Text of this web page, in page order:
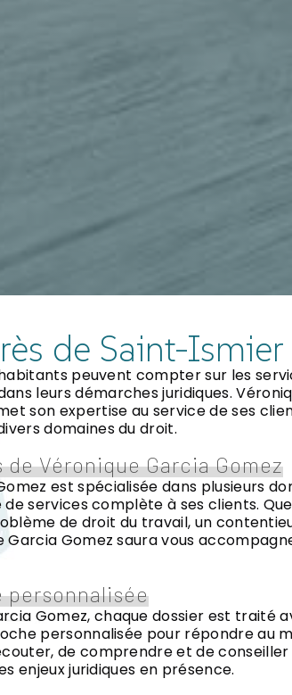
de Saint-Ismier
peuvent compter sur les
leurs démarches juridiques.
son expertise au service de ses
domaines du droit.
Véronique Garcia Gomez
est spécialisée dans plusieurs
services complète à ses clients.
de droit du travail, un
Garcia Gomez saura vous
personnalisée
Gomez, chaque dossier est traité
personnalisée pour répondre au
de comprendre et de
enjeux juridiques en présence.